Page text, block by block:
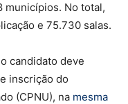
municípios. No total,
e 75.730 salas.
candidato deve
inscrição do
(CPNU), na mesma